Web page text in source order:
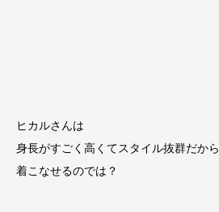
ヒカルさんは
身長がすごく高くてスタイル抜群だから
着こなせるのでは？